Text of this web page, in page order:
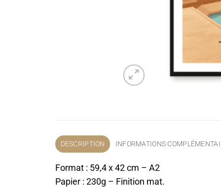
DESCRIPTION INFORMATIONS
Format : 59,4 x 42 cm – A2
Papier : 230g – Finition mat.